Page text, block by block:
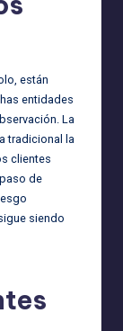
están
entidades
La
tradicional la
clientes
de
siendo